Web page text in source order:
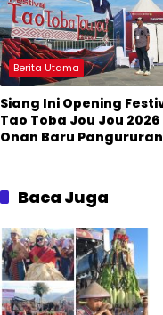
Berita Utama
Siang Ini Opening
Tao Toba Jou Jou 2026
Onan Baru
Baca Juga